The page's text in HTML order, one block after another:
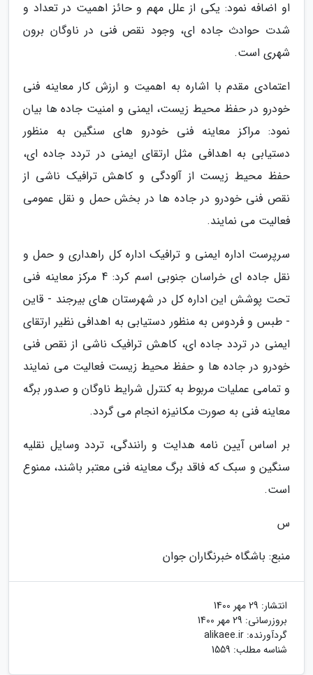
او اضافه نمود: یکی از علل مهم و حائز اهمیت در تعداد و
شدت حوادث جاده ای، وجود نقص فنی در ناوگان برون
شهری است.
اعتمادی مقدم با اشاره به اهمیت و ارزش کار معاینه فنی
خودرو در حفظ محیط زیست، ایمنی و امنیت جاده ها بیان
نمود: مراکز معاینه فنی خودرو های سنگین به منظور
دستیابی به اهدافی مثل ارتقای ایمنی در تردد جاده ای،
حفظ محیط زیست از آلودگی و کاهش ترافیک ناشی از
نقص فنی خودرو در جاده ها در بخش حمل و نقل عمومی
فعالیت می نمایند.
سرپرست اداره ایمنی و ترافیک اداره کل راهداری و حمل و
نقل جاده ای خراسان جنوبی اسم کرد: 4 مرکز معاینه فنی
تحت پوشش این اداره کل در شهرستان های بیرجند - قاین
- طبس و فردوس به منظور دستیابی به اهدافی نظیر ارتقای
ایمنی در تردد جاده ای، کاهش ترافیک ناشی از نقص فنی
خودرو در جاده ها و حفظ محیط زیست فعالیت می نمایند
و تمامی عملیات مربوط به کنترل شرایط ناوگان و صدور برگه
معاینه فنی به صورت مکانیزه انجام می گردد.
بر اساس آیین نامه هدایت و رانندگی، تردد وسایل نقلیه
سنگین و سبک که فاقد برگ معاینه فنی معتبر باشند، ممنوع
است.
س
منبع: باشگاه خبرنگاران جوان
انتشار: 29 مهر 1400
بروزرسانی: 29 مهر 1400
گردآورنده: alikaee.ir
شناسه مطلب: 1559